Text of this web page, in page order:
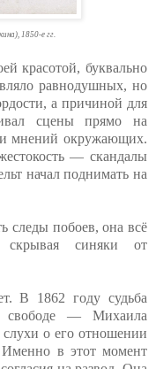
1850-е гг.
красотой, буквально
равнодушных, но
а причиной для
сцены прямо на
мнений окружающих.
— скандалы
начал поднимать на
следы побоев, она всё
синяки от
В 1862 году судьба
свободе — Михаила
о его отношении
в этот момент